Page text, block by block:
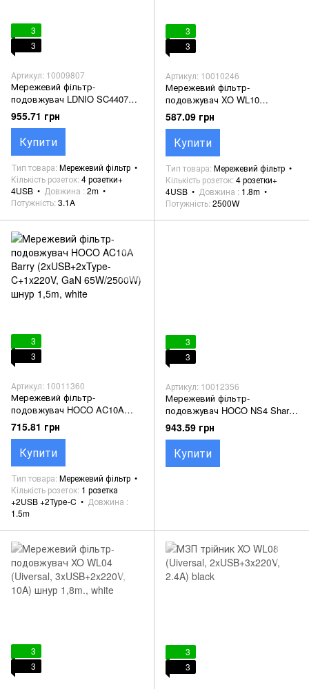
3
3
Артикул: 10009807
Мережевий фільтр-
подовжувач LDNIO SC4407
(Uiversal, 4xUSB+4x220V, 3.1A,
QC 3.0, 2500W) 2m., white
955.71 грн
Купити
Тип товара Мережевий фільтр
Кількість розеток 4 розетки+
4USB
Довжина 2m
Потужність 3.1A
3
3
Артикул: 10010246
Мережевий фільтр-
подовжувач XO WL10
(Uiversal, 4xUSB+4x220V,
2500W) шнур 1,8m., black
587.09 грн
Купити
Тип товара Мережевий фільтр
Кількість розеток 4 розетки+
4USB
Довжина
1.8m
Потужність 2500W
3
3
Артикул: 10011360
Мережевий фільтр-
подовжувач HOCO AC10A
Barry (2xUSB+2xType-
C+1x220V, GaN 65W/2500W)
шнур 1,5m, white
715.81 грн
Купити
Тип товара Мережевий фільтр
Кількість розеток 1 розетка
+2USB +2Type-C
Довжина
1.5m
3
3
Артикул: 10012356
Мережевий фільтр-
подовжувач HOCO NS4 Sharp
(1xUSB+2xType-C+1x220V,
GaN 65W/4000W) шнур 1.5m,
black
943.59 грн
Купити
3
3
3
3